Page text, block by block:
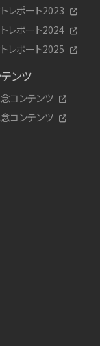
レポート2023
レポート2024
レポート2025
ンツ
コンテンツ
コンテンツ